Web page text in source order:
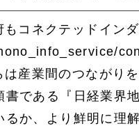
もコネクテッドイン
は産業間のつながり
書である『日経業界
るか、より鮮明に理